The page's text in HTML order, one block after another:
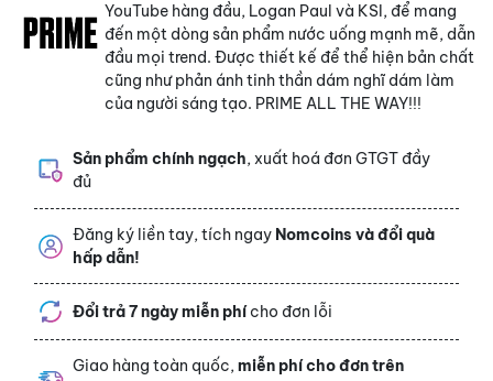
YouTube hàng đầu, Logan Paul và KSI, để mang
đến một dòng sản phẩm nước uống mạnh mẽ, dẫn
đầu mọi trend. Được thiết kế để thể hiện bản chất
cũng như phản ánh tinh thần dám nghĩ dám làm
của người sáng tạo. PRIME ALL THE WAY!!!
Sản phẩm chính ngạch, xuất hoá đơn GTGT đầy
đủ
Đăng ký liền tay, tích ngay Nomcoins và đổi quà
hấp dẫn!
Đổi trả 7 ngày miễn phícho đơn lỗi
Giao hàng toàn quốc,miễn phí cho đơn trên